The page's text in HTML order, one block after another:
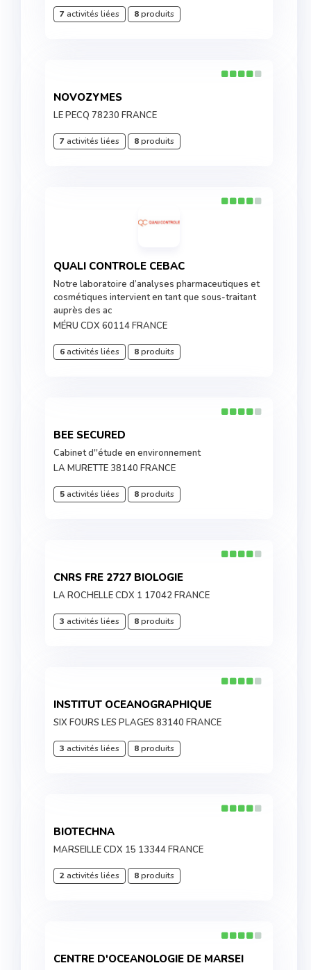
7activités liées 8produits
NOVOZYMES
LE PECQ 78230 FRANCE
7activités liées 8produits
QUALI CONTROLE CEBAC
Notre laboratoire d’analyses pharmaceutiques et
cosmétiques intervient en tant que sous-traitant
auprès des ac
MÉRU CDX 60114 FRANCE
6activités liées 8produits
BEE SECURED
Cabinet d''étude en environnement
LA MURETTE 38140 FRANCE
5activités liées 8produits
CNRS FRE 2727 BIOLOGIE
LA ROCHELLE CDX 1 17042 FRANCE
3 activités liées 8produits
INSTITUT OCEANOGRAPHIQUE
SIX FOURS LES PLAGES 83140 FRANCE
3 activités liées 8produits
BIOTECHNA
MARSEILLE CDX 15 13344 FRANCE
2activités liées 8produits
CENTRE D'OCEANOLOGIE DE MARSEI